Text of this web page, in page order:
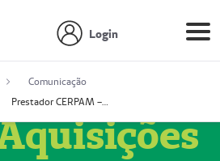
Login
Comunicação
Prestador CERPAM – Centro de Reabilitação S/S Ltda-ME (52004274-8)